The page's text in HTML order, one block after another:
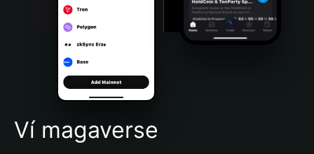
Português (Brasil)
Español (Argentina)
Ví magaverse